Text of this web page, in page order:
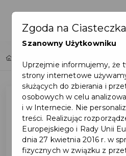
Zgoda na Ciasteczka
Szanowny Użytkowniku
Uprzejmie informujemy, że
strony internetowe
służących do zbierania i
osobowych w celu
i w Internecie. Nie
treści. Realizując
Europejskiego i Rady Unii
dnia 27 kwietnia 2016 r. w
fizycznych w związku z